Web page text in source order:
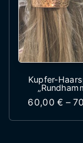
Kupfer-
60,00€ –